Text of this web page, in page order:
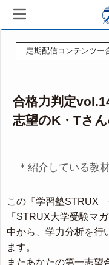
定期配信コンテンツー
合格力判定
志望のK・Tさ
＊紹介している教
この『学習塾STRUX
「STRUX大学受験マ
中から、学力分析を行
ます。
またあなたの第一志望